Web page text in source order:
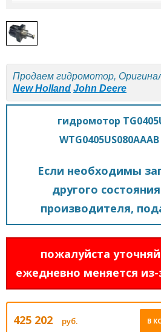
Продаем гидромотор,
New Holland John Deere
гидромотор
Если необходимы
другого
производителя,
пожалуйста
ежедневно меняется
425 202 руб. В